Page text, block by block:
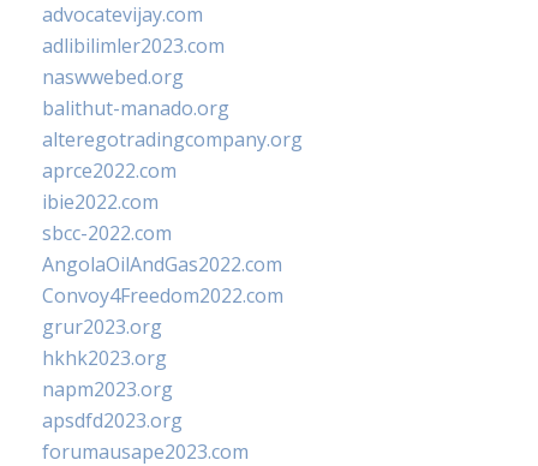
advocatevijay.com
adlibilimler2023.com
naswwebed.org
balithut-manado.org
alteregotradingcompany.org
aprce2022.com
ibie2022.com
sbcc-2022.com
AngolaOilAndGas2022.com
Convoy4Freedom2022.com
grur2023.org
hkhk2023.org
napm2023.org
apsdfd2023.org
forumausape2023.com